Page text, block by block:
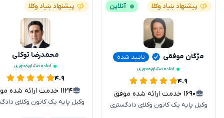
پیشنهاد بنیاد وکلا آنلاین
مژگان موفقی تایید شده
آماده مشاوره فوری
۴.۹
۱۶۹۰ خدمت ارائه شده موفق
وکیل پایه یک کانون وکلای دادگستری
پیشنهاد بنیاد وکلا
محمدرضا توکلی
آماده مشاوره فوری
۴.۹
۱۱۲۴ خدمت ارائه شده موفق
وکیل پایه یک کانون وکلای